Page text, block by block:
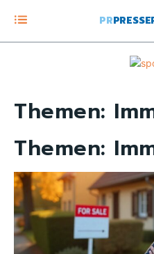
PR
Themen:
Themen: